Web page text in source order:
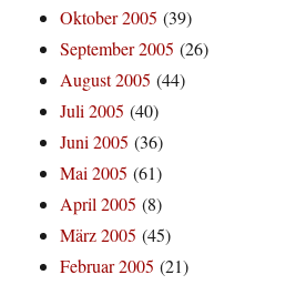
Oktober 2005 (39)
September 2005 (26)
August 2005 (44)
Juli 2005 (40)
Juni 2005 (36)
Mai 2005 (61)
April 2005 (8)
März 2005 (45)
Februar 2005 (21)